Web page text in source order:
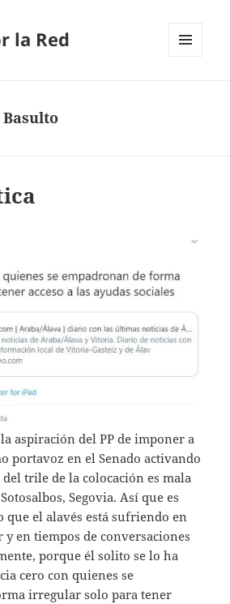
la Red
aspiración del PP de imponer a
portavoz en el Senado activando
trile de la colocación es mala
Segovia. Así que es
el alavés está sufriendo en
en tiempos de conversaciones
porque él solito se lo ha
cero con quienes se
irregular solo para tener